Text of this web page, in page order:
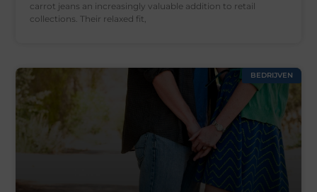
carrot jeans an increasingly valuable addition to retail
collections. Their relaxed fit,
BEDRIJVEN